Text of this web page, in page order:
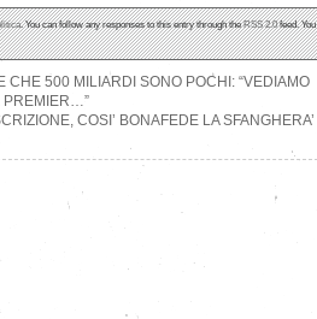
. You can follow any responses to this entry through theRSS 2.0feed. You
CHE 500 MILIARDI SONO POCHI: “VEDIAMO
PREMIER…”
COSI’ BONAFEDE LA SFANGHERA’